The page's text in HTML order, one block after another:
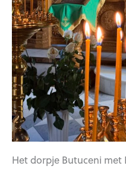
Het dorpje Butuceni